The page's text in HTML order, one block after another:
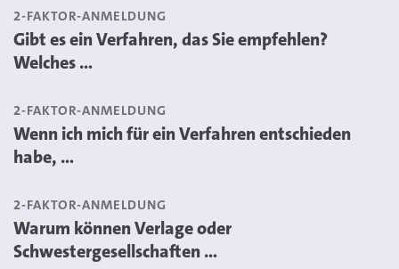
2-FAKTOR-ANMELDUNG
Gibt es ein Verfahren, das Sie empfehlen?
Welches ...
2-FAKTOR-ANMELDUNG
Wenn ich mich für ein Verfahren entschieden
habe, ...
2-FAKTOR-ANMELDUNG
Warum können Verlage oder
Schwestergesellschaften ...